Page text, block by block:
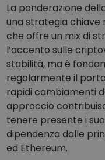
La ponderazione
una strategia chiave
che offre un mix di
l’accento sulle
stabilità, ma è
regolarmente il
rapidi cambiamenti
approccio
tenere presente i
dipendenza dalle
ed Ethereum.